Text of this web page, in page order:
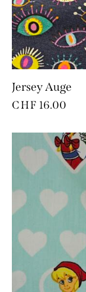
Jersey Auge
CHF 16.00